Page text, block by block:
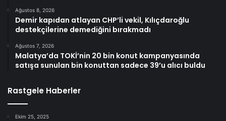
Ağustos 8, 2026
Demir kapıdan atlayan CHP’li vekil, Kılıçdaroğlu
destekçilerine demediğini bırakmadı
Ağustos 7, 2026
Malatya’da TOKİ’nin 20 bin konut kampanyasında
satışa sunulan bin konuttan sadece 39’u alıcı buldu
Rastgele Haberler
Ekim 25, 2025